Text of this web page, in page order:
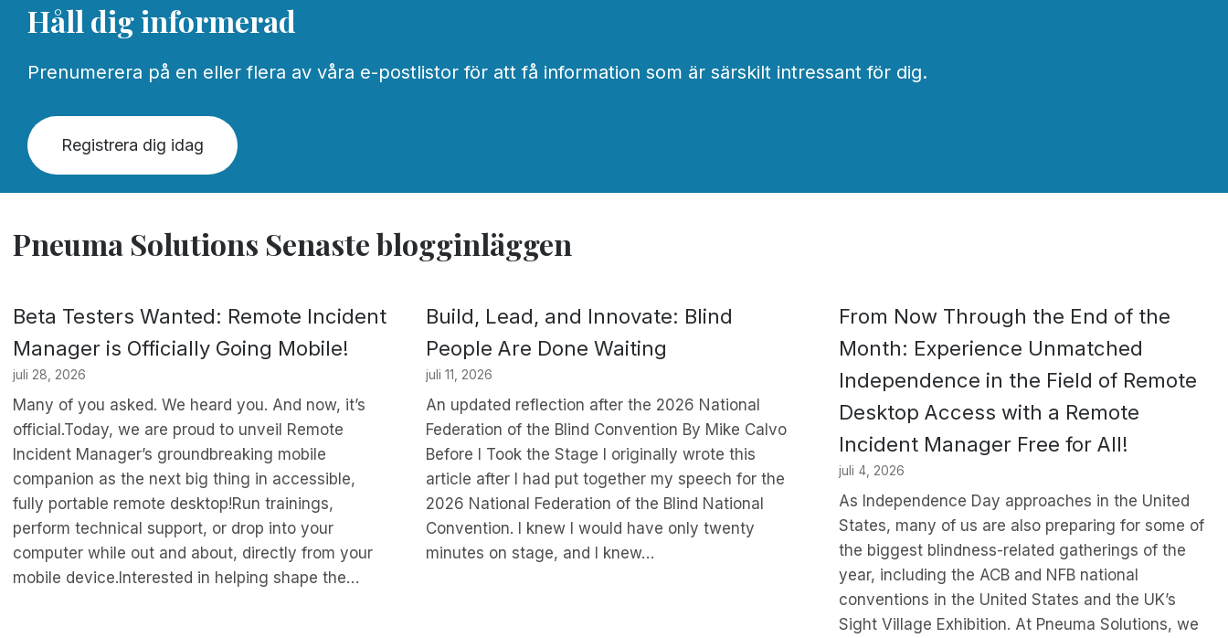
Håll dig informerad
Prenumerera på en eller flera av våra e-postlistor för att få information som är särskilt intressant för dig.
Registrera dig idag
Pneuma Solutions Senaste blogginläggen
Beta Testers Wanted: Remote Incident
Manager is Officially Going Mobile!
juli 28, 2026
Many of you asked. We heard you. And now, it’s
official.Today, we are proud to unveil Remote
Incident Manager’s groundbreaking mobile
companion as the next big thing in accessible,
fully portable remote desktop!Run trainings,
perform technical support, or drop into your
computer while out and about, directly from your
mobile device.Interested in helping shape the…
Build, Lead, and Innovate: Blind
People Are Done Waiting
juli 11, 2026
An updated reflection after the 2026 National
Federation of the Blind Convention By Mike Calvo
Before I Took the Stage I originally wrote this
article after I had put together my speech for the
2026 National Federation of the Blind National
Convention. I knew I would have only twenty
minutes on stage, and I knew…
From Now Through the End of the
Month: Experience Unmatched
Independence in the Field of Remote
Desktop Access with a Remote
Incident Manager Free for All!
juli 4, 2026
As Independence Day approaches in the United
States, many of us are also preparing for some of
the biggest blindness-related gatherings of the
year, including the ACB and NFB national
conventions in the United States and the UK’s
Sight Village Exhibition. At Pneuma Solutions, we